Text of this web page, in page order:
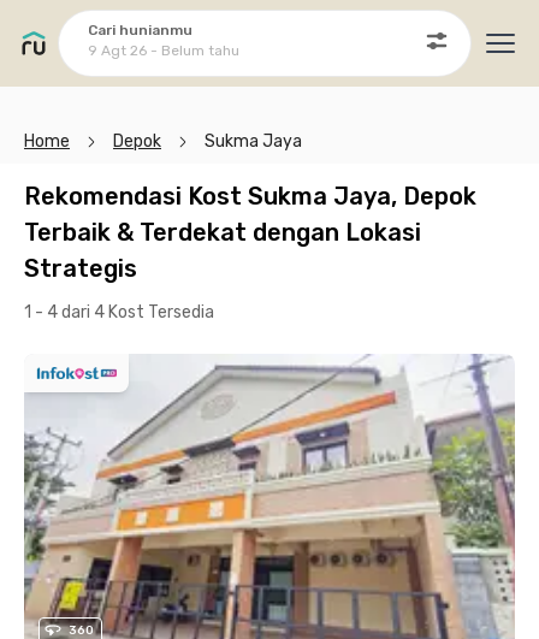
Cari hunianmu
9 Agt 26 - Belum tahu
Home Depok Sukma Jaya
Rekomendasi Kost Sukma Jaya, Depok
Terbaik & Terdekat dengan Lokasi
Strategis
1 - 4 dari 4 Kost Tersedia
360